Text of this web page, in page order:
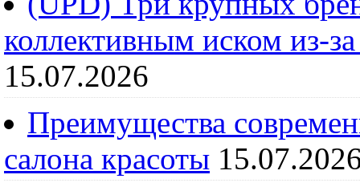
коллективным иском из-
15.07.2026
Преимущества
салона красоты